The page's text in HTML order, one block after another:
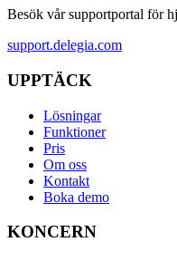
Besök vår supportportal för
support.delegia.com
UPPTÄCK
Lösningar
Funktioner
Pris
Om oss
Kontakt
Boka demo
KONCERN